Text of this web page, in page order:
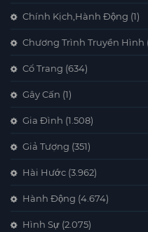
Chính Kịch,Hành Động (1)
Chương Trình Truyền Hình
Cổ Trang (634)
Gây Cấn (1)
Gia Đình (1.508)
Giả Tượng (351)
Hài Hước (3.962)
Hành Động (4.674)
Hình Sự (2.075)